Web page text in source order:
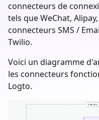
connecteurs de
tels que WeChat,
connecteurs SMS /
Twilio.
Voici un diagramme
les connecteurs
Logto.